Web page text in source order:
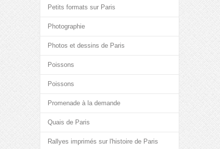
Petits formats sur Paris
Photographie
Photos et dessins de Paris
Poissons
Poissons
Promenade à la demande
Quais de Paris
Rallyes imprimés sur l'histoire de Paris